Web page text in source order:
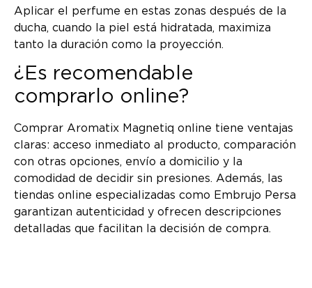
Aplicar el perfume en estas zonas después de la
ducha, cuando la piel está hidratada, maximiza
tanto la duración como la proyección.
¿Es recomendable
comprarlo online?
Comprar Aromatix Magnetiq online tiene ventajas
claras: acceso inmediato al producto, comparación
con otras opciones, envío a domicilio y la
comodidad de decidir sin presiones. Además, las
tiendas online especializadas como Embrujo Persa
garantizan autenticidad y ofrecen descripciones
detalladas que facilitan la decisión de compra.